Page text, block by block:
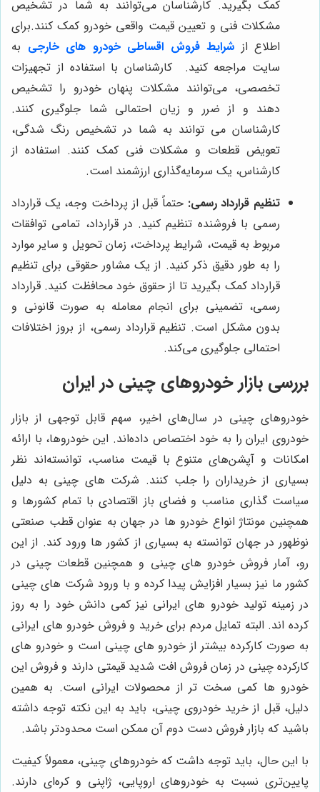
کمک بگیرید. کارشناسان می‌توانند به شما در تشخیص
مشکلات فنی و تعیین قیمت واقعی خودرو کمک کنند.برای
اطلاع از شرایط فروش اقساطی خودرو های خارجی به
سایت مراجعه کنید.
کارشناسان با استفاده از تجهیزات
تخصصی، می‌توانند مشکلات پنهان خودرو را تشخیص
دهند و از ضرر و زیان احتمالی شما جلوگیری کنند.
کارشناسان می توانند به شما در تشخیص رنگ شدگی،
تعویض قطعات و مشکلات فنی کمک کنند. استفاده از
کارشناس، یک سرمایه‌گذاری ارزشمند است.
تنظیم قرارداد رسمی: حتماً قبل از پرداخت وجه، یک قرارداد
رسمی با فروشنده تنظیم کنید. در قرارداد، تمامی توافقات
مربوط به قیمت، شرایط پرداخت، زمان تحویل و سایر موارد
را به طور دقیق ذکر کنید. از یک مشاور حقوقی برای تنظیم
قرارداد کمک بگیرید تا از حقوق خود محافظت کنید. قرارداد
رسمی، تضمینی برای انجام معامله به صورت قانونی و
بدون مشکل است. تنظیم قرارداد رسمی، از بروز اختلافات
احتمالی جلوگیری می‌کند.
بررسی بازار خودروهای چینی در ایران
خودروهای چینی در سال‌های اخیر، سهم قابل توجهی از بازار
خودروی ایران را به خود اختصاص داده‌اند. این خودروها، با ارائه
امکانات و آپشن‌های متنوع با قیمت مناسب، توانسته‌اند نظر
بسیاری از خریداران را جلب کنند. شرکت های چینی به دلیل
سیاست گذاری مناسب و فضای باز اقتصادی با تمام کشورها و
همچنین مونتاژ انواع خودرو ها در جهان به عنوان قطب صنعتی
نوظهور در جهان توانسته به بسیاری از کشور ها ورود کند. از این
رو، آمار فروش خودرو های چینی و همچنین قطعات چینی در
کشور ما نیز بسیار افزایش پیدا کرده و با ورود شرکت های چینی
در زمینه تولید خودرو های ایرانی نیز کمی دانش خود را به روز
کرده اند. البته تمایل مردم برای خرید و فروش خودرو های ایرانی
به صورت کارکرده بیشتر از خودرو های چینی است و خودرو های
کارکرده چینی در زمان فروش افت شدید قیمتی دارند و فروش این
خودرو ها کمی سخت‌ تر از محصولات ایرانی است. به همین
دلیل، قبل از خرید خودروی چینی، باید به این نکته توجه داشته
باشید که بازار فروش دست دوم آن ممکن است محدودتر باشد.
با این حال، باید توجه داشت که خودروهای چینی، معمولاً کیفیت
پایین‌تری نسبت به خودروهای اروپایی، ژاپنی و کره‌ای دارند.